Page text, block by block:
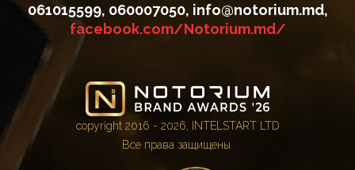
061015599, 060007050, info@notorium.md,
facebook.com/Notorium.md/
copyright 2016 - 2026, INTELSTART LTD
Все права защищены.